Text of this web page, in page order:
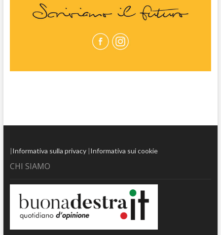
|Informativa sulla privacy|Informativa sui cookie
CHI SIAMO